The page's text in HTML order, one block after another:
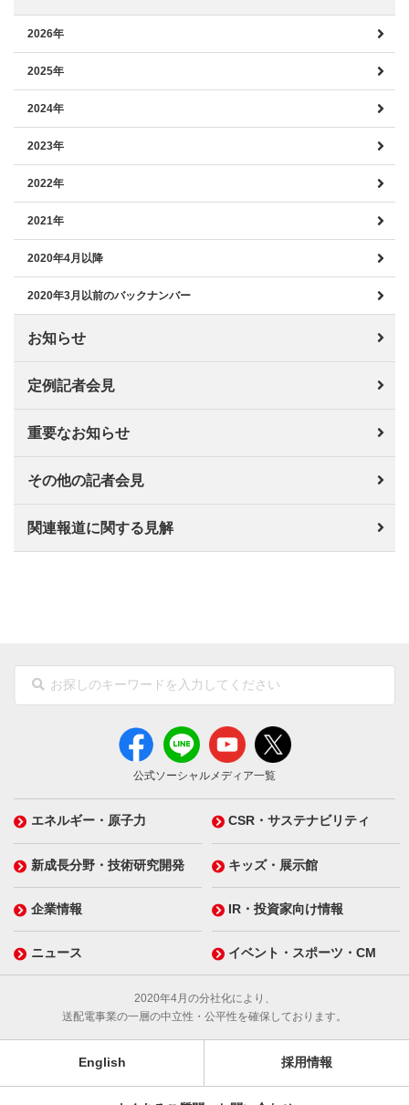
2026年
2025年
2024年
2023年
2022年
2021年
2020年4月以降
2020年3月以前のバックナンバー
お知らせ
定例記者会見
重要なお知らせ
その他の記者会見
関連報道に関する見解
公式ソーシャルメディア一覧
エネルギー・原子力 CSR・サステナビリティ
新成長分野・技術研究開発 キッズ・展示館
企業情報 IR・投資家向け情報
ニュース イベント・スポーツ・CM
2020年4月の分社化により、
送配電事業の一層の中立性・公平性を確保しております。
English 採用情報